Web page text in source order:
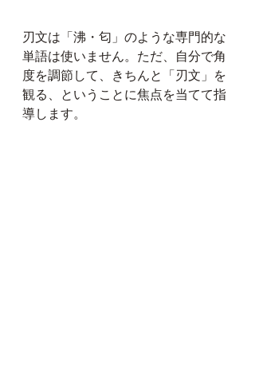
刃文は「沸・匂」のような専門的な
単語は使いません。ただ、自分で角
度を調節して、きちんと「刃文」を
観る、ということに焦点を当てて指
導します。